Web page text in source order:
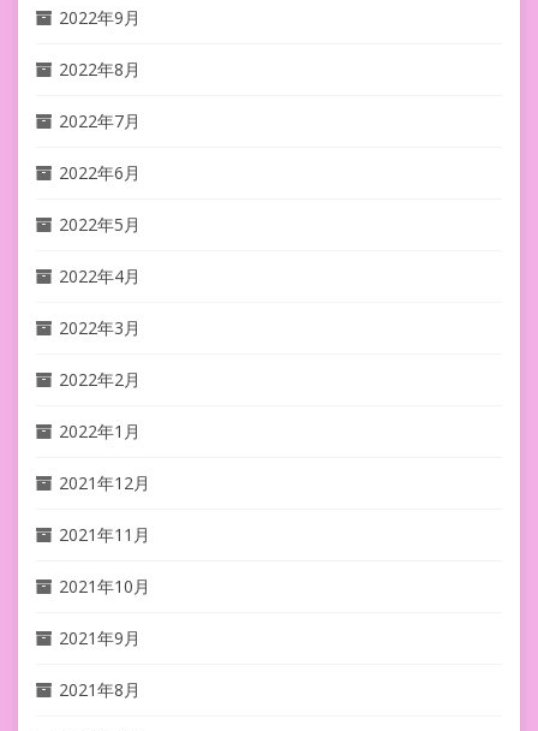
2022年9月
2022年8月
2022年7月
2022年6月
2022年5月
2022年4月
2022年3月
2022年2月
2022年1月
2021年12月
2021年11月
2021年10月
2021年9月
2021年8月